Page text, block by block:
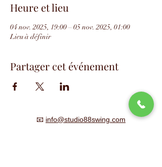
Heure et lieu
04 nov. 2025, 19:00 – 05 nov. 2025, 01:00
Lieu à définir
Partager cet événement
📧 info@studio88swing.com